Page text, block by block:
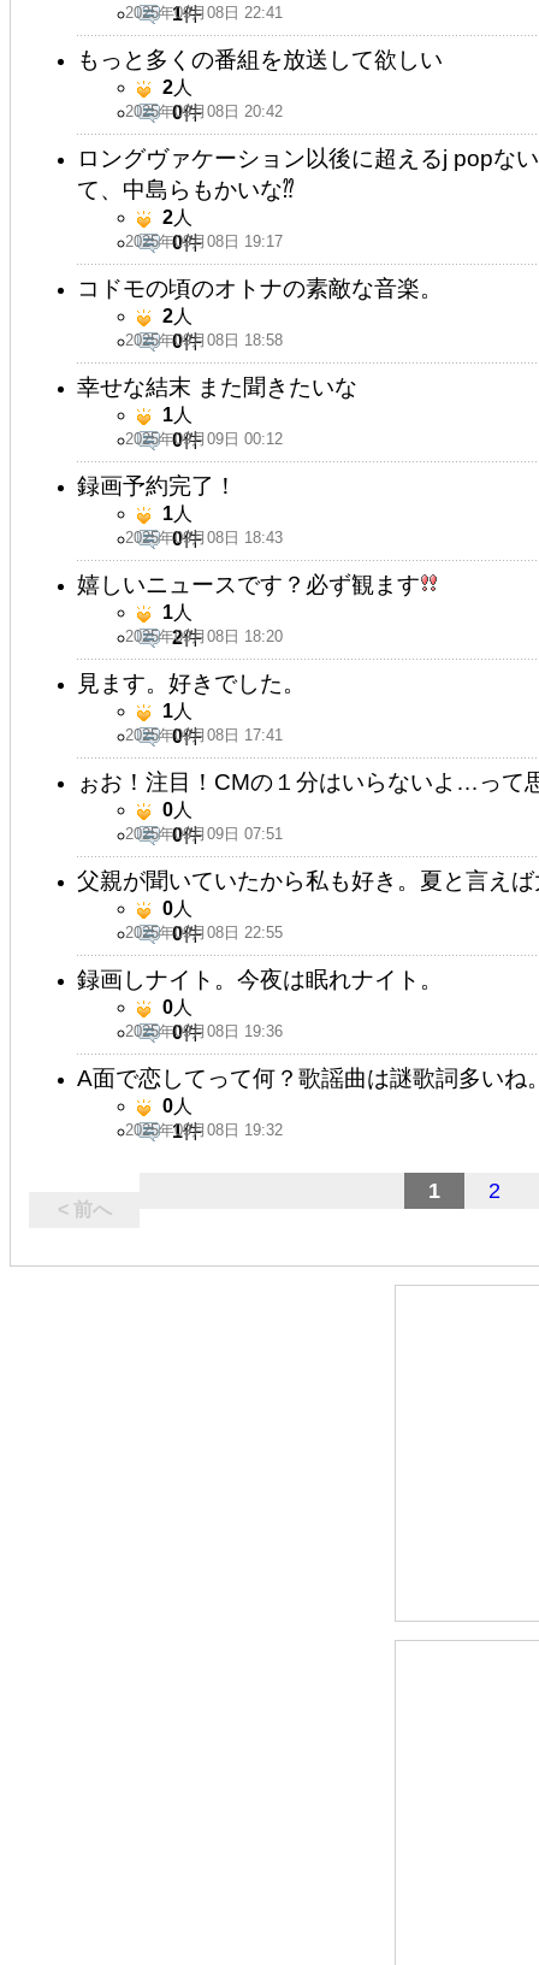
2025年09月08日 22:41
1件
もっと多くの番組を放送して欲しい
2025年09月08日 20:42
2人
0件
ロングヴァケーション以後に超えるj popな
て、中島らもかいな⁇
2025年09月08日 19:17
2人
0件
コドモの頃のオトナの素敵な音楽。
2025年09月08日 18:58
2人
0件
幸せな結末 また聞きたいな
2025年09月09日 00:12
1人
0件
録画予約完了！
2025年09月08日 18:43
1人
0件
嬉しいニュースです？必ず観ます
2025年09月08日 18:20
1人
2件
見ます。好きでした。
2025年09月08日 17:41
1人
0件
ぉお！注目！CMの１分はいらないよ…って
2025年09月09日 07:51
0人
0件
父親が聞いていたから私も好き。夏と言え
2025年09月08日 22:55
0人
0件
録画しナイト。今夜は眠れナイト。
2025年09月08日 19:36
0人
0件
A面で恋してって何？歌謡曲は謎歌詞多いね。
2025年09月08日 19:32
0人
1件
< 前へ
1 2